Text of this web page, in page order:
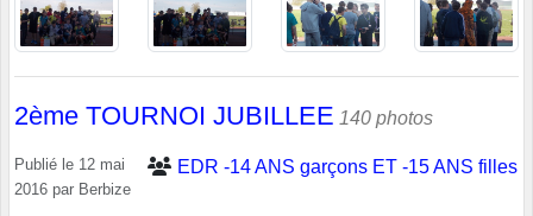
2ème TOURNOI JUBILLEE 140 photos
EDR -14 ANS garçons ET -15 ANS filles
Publié le 12 mai
2016 par Berbize